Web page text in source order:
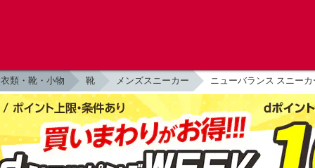
衣類・靴・小物 靴 メンズスニーカー ニューバランス スニー